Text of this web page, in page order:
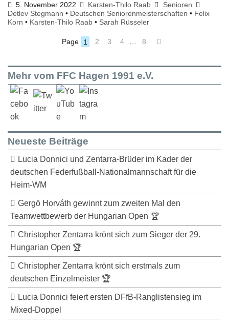
5. November 2022 Karsten-Thilo Raab
Senioren
Detlev Stegmann • Deutschen Seniorenmeisterschaften • Felix
Korn • Karsten-Thilo Raab • Sarah Rüsseler
Page 1 2 3 4 … 8
Mehr vom FFC Hagen 1991 e.V.
Neueste Beiträge
Lucia Donnici und Zentarra-Brüder im Kader der
deutschen Federfußball-Nationalmannschaft für die
Heim-WM
Gergö Horváth gewinnt zum zweiten Mal den
Teamwettbewerb der Hungarian Open 🏆
Christopher Zentarra krönt sich zum Sieger der 29.
Hungarian Open 🏆
Christopher Zentarra krönt sich erstmals zum
deutschen Einzelmeister 🏆
Lucia Donnici feiert ersten DFfB-Ranglistensieg im
Mixed-Doppel